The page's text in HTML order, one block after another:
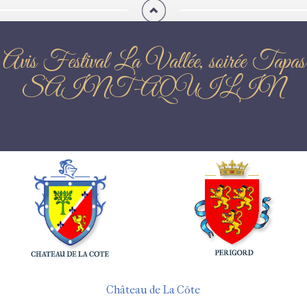
Avis Festival La Vallée, soirée Tapas
SAINT-AQUILIN
Château de La Côte